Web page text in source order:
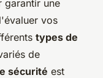
garantir une
vos
types de
de
sécurité est